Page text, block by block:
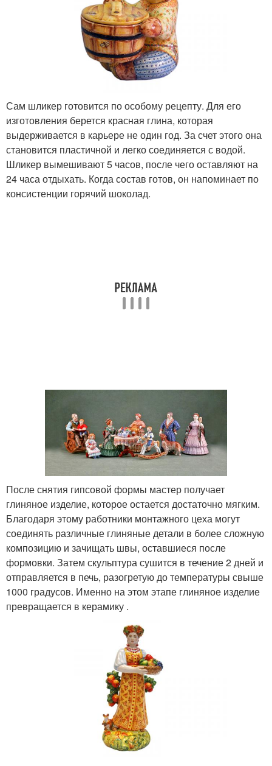
Сам шликер готовится по особому рецепту. Для его
изготовления берется красная глина, которая
выдерживается в карьере не один год. За счет этого она
становится пластичной и легко соединяется с водой.
Шликер вымешивают 5 часов, после чего оставляют на
24 часа отдыхать. Когда состав готов, он напоминает по
консистенции горячий шоколад.
После снятия гипсовой формы мастер получает
глиняное изделие, которое остается достаточно мягким.
Благодаря этому работники монтажного цеха могут
соединять различные глиняные детали в более сложную
композицию и зачищать швы, оставшиеся после
формовки. Затем скульптура сушится в течение 2 дней и
отправляется в печь, разогретую до температуры свыше
1000 градусов. Именно на этом этапе глиняное изделие
превращается в керамику .